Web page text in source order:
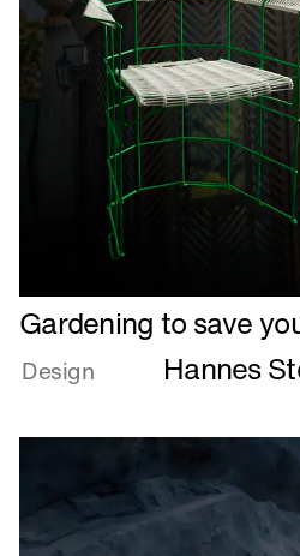
Læs
mere
om
soul
...
Gardening to save
Design Hannes